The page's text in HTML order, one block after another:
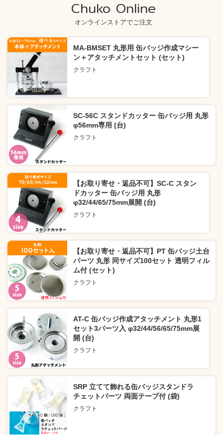
Chuko Online
オンラインストアでご注文
MA-BMSET 丸形用 缶バッジ作成マシー
ン＋アタッチメントセット (セット)
クラフト
SC-56C スタンドカッター 缶バッジ用 丸形
φ56mm専用 (台)
クラフト
【お取り寄せ・返品不可】SC-C スタン
ドカッター 缶バッジ用 丸形
φ32/44/65/75mm展開 (台)
クラフト
【お取り寄せ・返品不可】PT 缶バッジ土台
パーツ 丸形 同サイズ100セット 透明フィル
ム付 (セット)
クラフト
AT-C 缶バッジ作成アタッチメント 丸形1
セット3パーツ入 φ32/44/56/65/75mm展
開 (台)
クラフト
SRP 立てて飾れる缶バッジスタンドラ
チェットパーツ 両面テープ付 (袋)
クラフト